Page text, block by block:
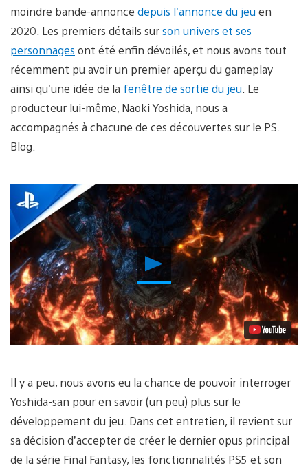
moindre bande-annonce depuis l’annonce du jeu en
2020. Les premiers détails surson univers et ses
personnages ont été enfin dévoilés, et nous avons tout
récemment pu avoir un premier aperçu du gameplay
ainsi qu’une idée de la fenêtre de sortie du jeu . Le
producteur lui-même, Naoki Yoshida, nous a
accompagnés à chacune de ces découvertes sur le PS.
Blog.
Lancer
la
vidéo
Il y a peu, nous avons eu la chance de pouvoir interroger
Yoshida-san pour en savoir (un peu) plus sur le
développement du jeu. Dans cet entretien, il revient sur
sa décision d’accepter de créer le dernier opus principal
de la série Final Fantasy, les fonctionnalités PS5 et son